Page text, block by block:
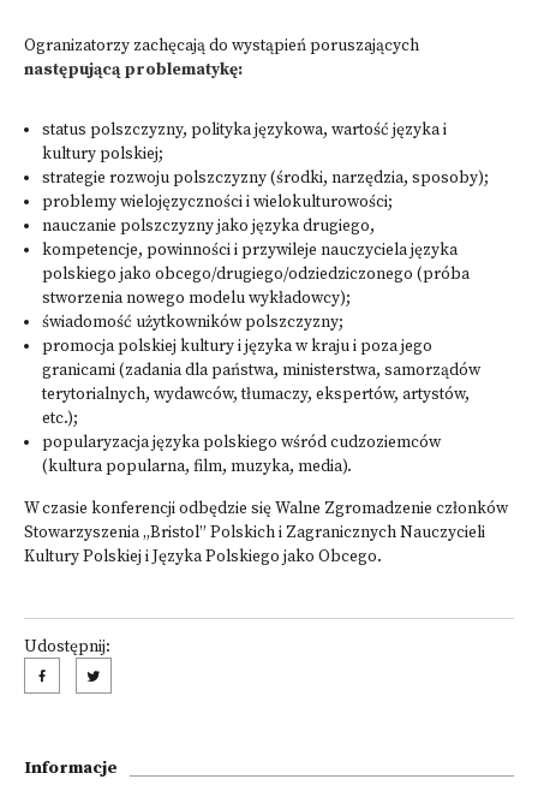
Ogranizatorzy zachęcają do wystąpień poruszających
następującą problematykę:
status polszczyzny, polityka językowa, wartość języka i
kultury polskiej;
strategie rozwoju polszczyzny (środki, narzędzia, sposoby);
problemy wielojęzyczności i wielokulturowości;
nauczanie polszczyzny jako języka drugiego,
kompetencje, powinności i przywileje nauczyciela języka
polskiego jako obcego/drugiego/odziedziczonego (próba
stworzenia nowego modelu wykładowcy);
świadomość użytkowników polszczyzny;
promocja polskiej kultury i języka w kraju i poza jego
granicami (zadania dla państwa, ministerstwa, samorządów
terytorialnych, wydawców, tłumaczy, ekspertów, artystów,
etc.);
popularyzacja języka polskiego wśród cudzoziemców
(kultura popularna, film, muzyka, media).
W czasie konferencji odbędzie się Walne Zgromadzenie członków
Stowarzyszenia „Bristol” Polskich i Zagranicznych Nauczycieli
Kultury Polskiej i Języka Polskiego jako Obcego.
Udostępnij:
Informacje